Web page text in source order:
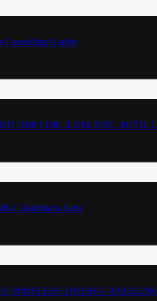
Grafito
1080 COR. ILUM. ENC. AUTO.
C Autofocus Lens
WIRELESS 3 NOISE-